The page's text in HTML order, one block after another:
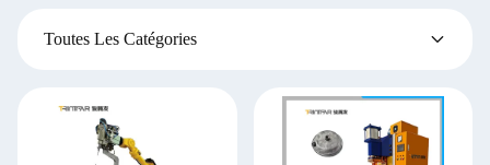
Toutes Les Catégories